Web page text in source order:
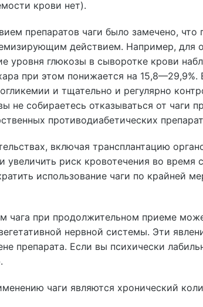
крови нет).
препаратов чаги было замечено, что
действием. Например, для
уровня глюкозы в сыворотке крови
при этом понижается на
и тщательно и регулярно
не собираетесь отказываться от чаги
противодиабетических
включая трансплантацию
увеличить риск кровотечения во
использование чаги по крайней
чага при продолжительном приеме
нервной системы. Эти
препарата. Если вы психически
чаги являются хронический